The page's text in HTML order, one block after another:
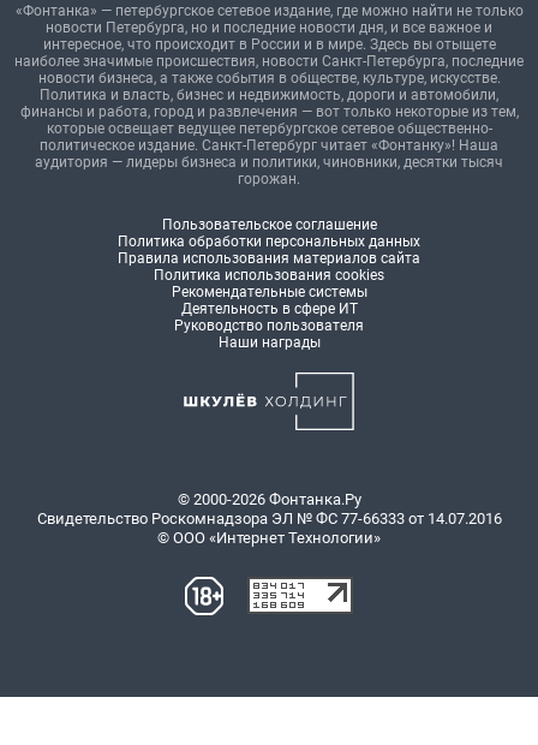
«Фонтанка» — петербургское сетевое издание, где можно найти не только
новости Петербурга, но и последние новости дня, и все важное и
интересное, что происходит в России и в мире. Здесь вы отыщете
наиболее значимые происшествия, новости Санкт-Петербурга, последние
новости бизнеса, а также события в обществе, культуре, искусстве.
Политика и власть, бизнес и недвижимость, дороги и автомобили,
финансы и работа, город и развлечения — вот только некоторые из тем,
которые освещает ведущее петербургское сетевое общественно-
политическое издание. Санкт-Петербург читает «Фонтанку»! Наша
аудитория — лидеры бизнеса и политики, чиновники, десятки тысяч
горожан.
Пользовательское соглашение
Политика обработки персональных данных
Правила использования материалов сайта
Политика использования cookies
Рекомендательные системы
Деятельность в сфере ИТ
Руководство пользователя
Наши награды
© 2000-2026 Фонтанка.Ру
Свидетельство Роскомнадзора ЭЛ № ФС 77-66333 от 14.07.2016
© ООО «Интернет Технологии»